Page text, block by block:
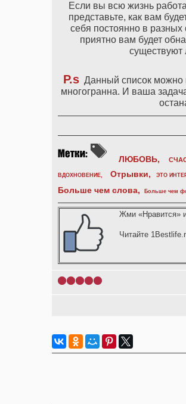
Если вы всю жизнь
представьте, как вам
себя постоянно в
приятно вам будет
существуют
P.s Данный список можно
многогранна. И ваша
ЛЮБОВЬ,
ВДОХНОВЕНИЕ, Отрывки, ЭТО
Больше чем слова, Больше чем
Жми «Нравится»
Читайте
1 2 3 4